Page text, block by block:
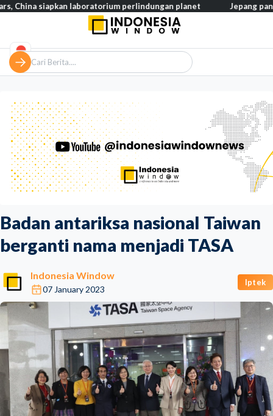
Badan antariksa nasional Taiwan
berganti nama menjadi TASA
Indonesia Window
07 January 2023
Iptek
laboratorium perlindungan planet Jepang pangkas